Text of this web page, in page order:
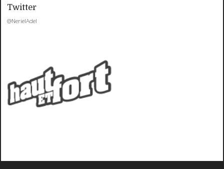
Twitter
@NerielAdel